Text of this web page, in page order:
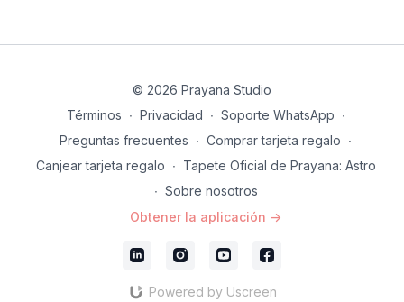
© 2026 Prayana Studio
Términos ∙ Privacidad ∙ Soporte WhatsApp ∙
Preguntas frecuentes ∙ Comprar tarjeta regalo ∙
Canjear tarjeta regalo ∙ Tapete Oficial de Prayana: Astro
∙ Sobre nosotros
Obtener la aplicación ->
Powered by Uscreen